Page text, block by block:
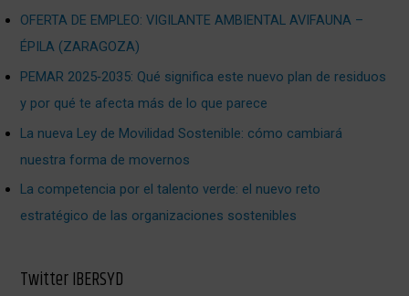
OFERTA DE EMPLEO: VIGILANTE AMBIENTAL AVIFAUNA –
ÉPILA (ZARAGOZA)
PEMAR 2025‑2035: Qué significa este nuevo plan de residuos
y por qué te afecta más de lo que parece
La nueva Ley de Movilidad Sostenible: cómo cambiará
nuestra forma de movernos
La competencia por el talento verde: el nuevo reto
estratégico de las organizaciones sostenibles
Twitter IBERSYD